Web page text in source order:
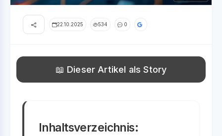
22.10.2025 534 0
📖 Dieser Artikel als Story
Inhaltsverzeichnis: